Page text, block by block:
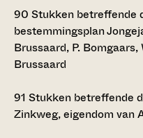
90 Stukken betreffende
bestemmingsplan
Brussaard, P.
Brussaard
91 Stukken betreffende
Zinkweg, eigendom van